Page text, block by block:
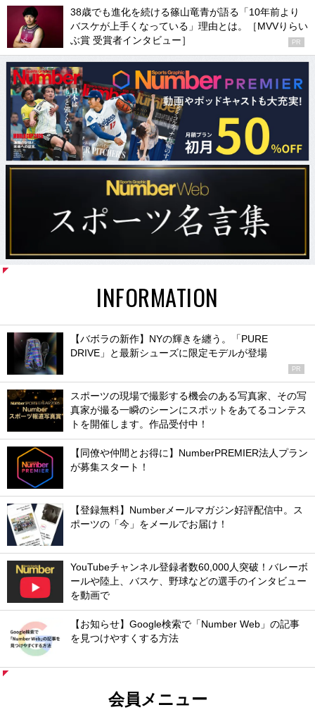
38歳でも進化を続ける篠山竜青が語る「10年前より
バスケが上手くなっている」理由とは。［MVVりらい
ぶ賞 受賞者インタビュー］
PR
INFORMATION
【バボラの新作】NYの輝きを纏う。「PURE
DRIVE」と最新シューズに限定モデルが登場
PR
スポーツの現場で撮影する機会のある写真家、その写
真家が撮る一瞬のシーンにスポットをあてるコンテス
トを開催します。作品受付中！
【同僚や仲間とお得に】NumberPREMIER法人プラン
が募集スタート！
【登録無料】Numberメールマガジン好評配信中。ス
ポーツの「今」をメールでお届け！
YouTubeチャンネル登録者数60,000人突破！バレーボ
ールや陸上、バスケ、野球などの選手のインタビュー
を動画で
【お知らせ】Google検索で「Number Web」の記事
を見つけやすくする方法
会員メニュー